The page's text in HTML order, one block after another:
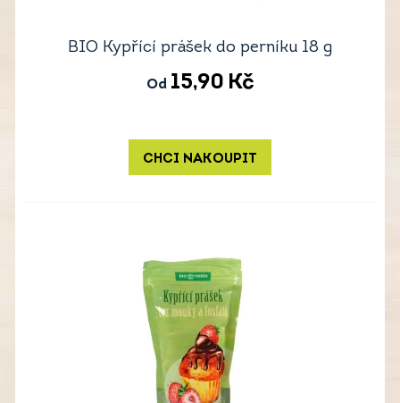
BIO Kypřící prášek do perníku 18 g
Od 15,90 Kč
CHCI NAKOUPIT